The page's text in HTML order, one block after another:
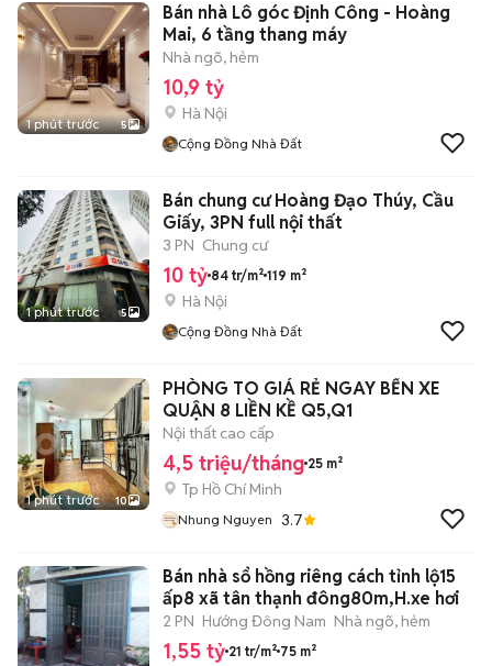
1 phút trước 5
Bán nhà Lô góc Định Công - Hoàng
Mai, 6 tầng thang máy
Nhà ngõ, hẻm
10,9 tỷ
Hà Nội
Cộng Đồng Nhà Đất
1 phút trước 5
Bán chung cư Hoàng Đạo Thúy, Cầu
Giấy, 3PN full nội thất
3 PN Chung cư
10 tỷ 84 tr/m² 119 m²
Hà Nội
Cộng Đồng Nhà Đất
1 phút trước 10
PHÒNG TO GIÁ RẺ NGAY BẾN XE
QUẬN 8 LIỀN KỀ Q5,Q1
Nội thất cao cấp
4,5 triệu/tháng 25 m²
Tp Hồ Chí Minh
Nhung Nguyen 3.7
Bán nhà sổ hồng riêng cách tỉnh lộ15
ấp8 xã tân thạnh đông80m,H.xe hơi
2 PN Hướng Đông Nam Nhà ngõ, hẻm
1,55 tỷ 21 tr/m² 75 m²